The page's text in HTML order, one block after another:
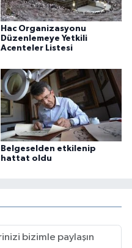
Hac Organizasyonu
Düzenlemeye Yetkili
Acenteler Listesi
Belgeselden etkilenip
hattat oldu